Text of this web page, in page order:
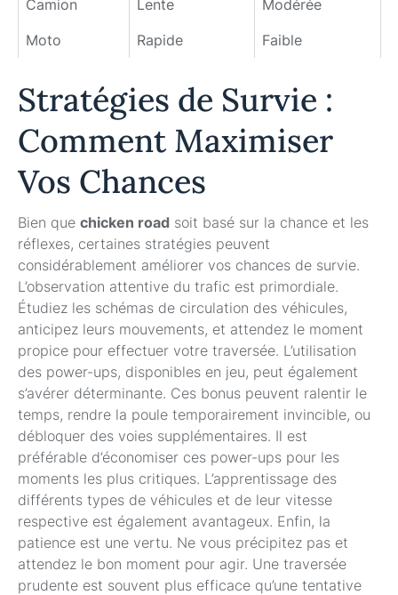
Camion
Lente
Modérée
Moto
Rapide Faible
Stratégies de Survie :
Comment Maximiser
Vos Chances
Bien que chicken road soit basé sur la chance et les
réflexes, certaines stratégies peuvent
considérablement améliorer vos chances de survie.
L’observation attentive du trafic est primordiale.
Étudiez les schémas de circulation des véhicules,
anticipez leurs mouvements, et attendez le moment
propice pour effectuer votre traversée. L’utilisation
des power-ups, disponibles en jeu, peut également
s’avérer déterminante. Ces bonus peuvent ralentir le
temps, rendre la poule temporairement invincible, ou
débloquer des voies supplémentaires. Il est
préférable d’économiser ces power-ups pour les
moments les plus critiques. L’apprentissage des
différents types de véhicules et de leur vitesse
respective est également avantageux. Enfin, la
patience est une vertu. Ne vous précipitez pas et
attendez le bon moment pour agir. Une traversée
prudente est souvent plus efficace qu’une tentative